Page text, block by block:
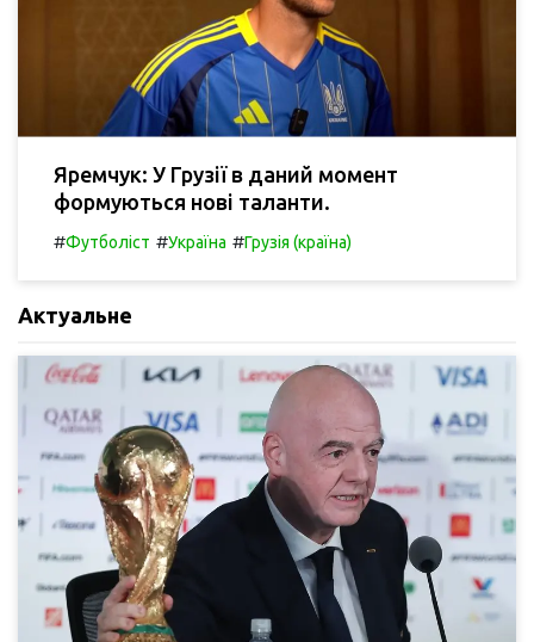
Яремчук: У Грузії в даний момент
формуються нові таланти.
#Футболіст #Україна #Грузія (країна)
Актуальне